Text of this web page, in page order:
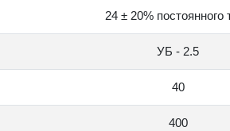
24 ± 20% постоянного
УБ - 2.5
40
400